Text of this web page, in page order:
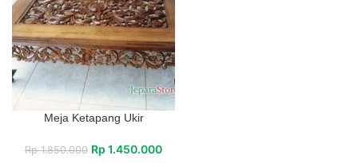
Meja Ketapang Ukir
Rp1.850.000 Rp 1.450.000